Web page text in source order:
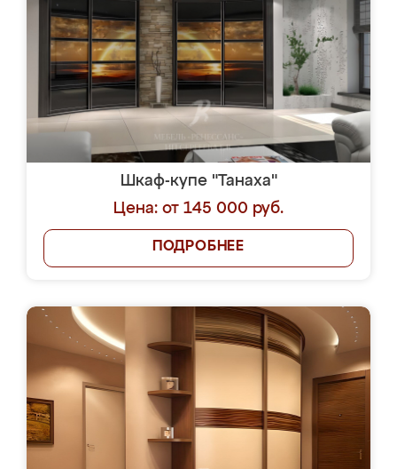
Шкаф-купе "Танаха"
Цена: от 145 000 руб.
ПОДРОБНЕЕ